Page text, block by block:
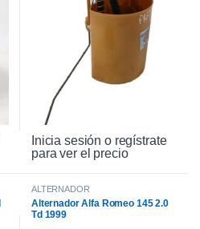
Inicia sesión o regístrate
para ver el precio
ALTERNADOR
Alternador Alfa Romeo 145 2.0
Td 1999